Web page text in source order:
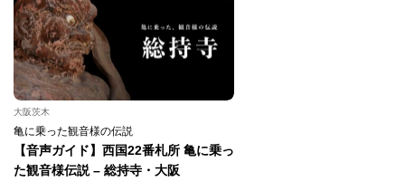
大阪茨木
亀に乗った観音様の伝説
【音声ガイド】西国22番札所 亀に乗っ
た観音様伝説 – 総持寺・大阪